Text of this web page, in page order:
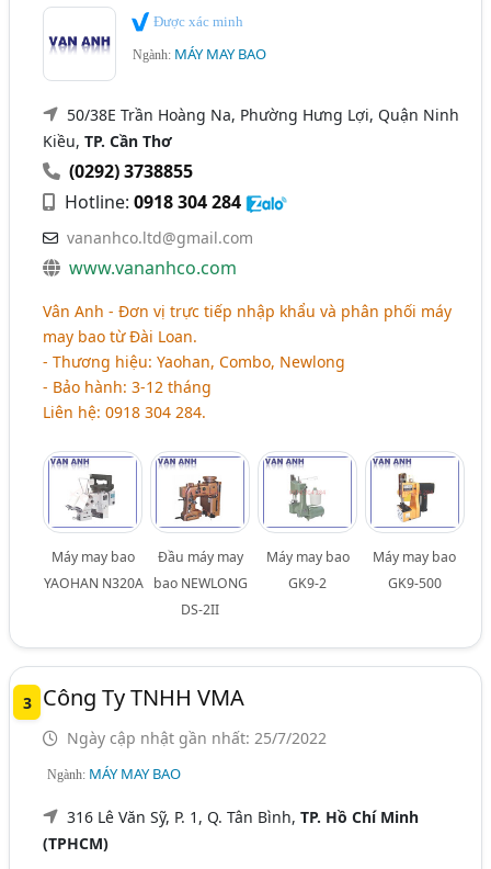
Được xác minh
Ngành: MÁY MAY BAO
50/38E Trần Hoàng Na, Phường Hưng Lợi, Quận Ninh
Kiều,TP. Cần Thơ
(0292) 3738855
Hotline:0918 304 284
vananhco.ltd@gmail.com
www.vananhco.com
Vân Anh - Đơn vị trực tiếp nhập khẩu và phân phối máy
may bao từ Đài Loan.
- Thương hiệu: Yaohan, Combo, Newlong
- Bảo hành: 3-12 tháng
Liên hệ: 0918 304 284.
Máy may bao
YAOHAN N320A
Đầu máy may
bao NEWLONG
DS-2II
Máy may bao
GK9-2
Máy may bao
GK9-500
3 Công Ty TNHH VMA
Ngày cập nhật gần nhất: 25/7/2022
Ngành: MÁY MAY BAO
316 Lê Văn Sỹ, P. 1, Q. Tân Bình,TP. Hồ Chí Minh
(TPHCM)